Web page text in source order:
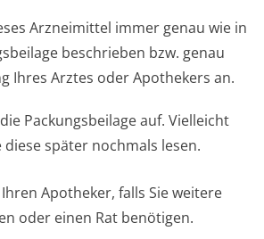
Arzneimittel immer genau wie in
beschrieben bzw. genau
Ihres Arztes oder Apothekers an.
Packungsbeilage auf. Vielleicht
diese später nochmals lesen.
Ihren Apotheker, falls Sie weitere
oder einen Rat benötigen.